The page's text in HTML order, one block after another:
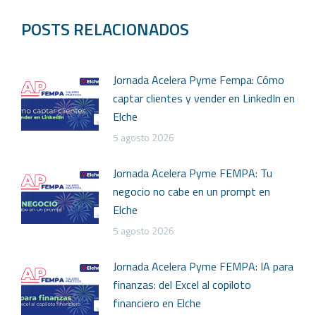
POSTS RELACIONADOS
Jornada Acelera Pyme Fempa: Cómo
captar clientes y vender en LinkedIn en
Elche
5 agosto 2026
Jornada Acelera Pyme FEMPA: Tu
negocio no cabe en un prompt en
Elche
5 agosto 2026
Jornada Acelera Pyme FEMPA: IA para
finanzas: del Excel al copiloto
financiero en Elche